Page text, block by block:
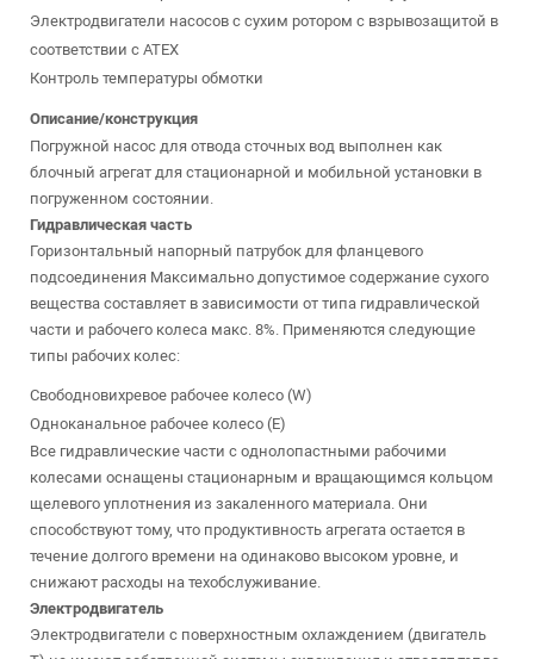
Электродвигатели насосов с сухим ротором с взрывозащитой в
соответствии с ATEX
Контроль температуры обмотки
Описание/конструкция
Погружной насос для отвода сточных вод выполнен как
блочный агрегат для стационарной и мобильной установки в
погруженном состоянии.
Гидравлическая часть
Горизонтальный напорный патрубок для фланцевого
подсоединения Максимально допустимое содержание сухого
вещества составляет в зависимости от типа гидравлической
части и рабочего колеса макс. 8%. Применяются следующие
типы рабочих колес:
Свободновихревое рабочее колесо (W)
Одноканальное рабочее колесо (E)
Все гидравлические части с однолопастными рабочими
колесами оснащены стационарным и вращающимся кольцом
щелевого уплотнения из закаленного материала. Они
способствуют тому, что продуктивность агрегата остается в
течение долгого времени на одинаково высоком уровне, и
снижают расходы на техобслуживание.
Электродвигатель
Электродвигатели с поверхностным охлаждением (двигатель